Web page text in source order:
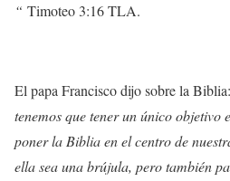
“ Timoteo 3:16 TLA.
El papa Francisco dijo sobre la Biblia:
tenemos que tener un único objetivo
poner la Biblia en el centro de
ella sea una brújula, pero también